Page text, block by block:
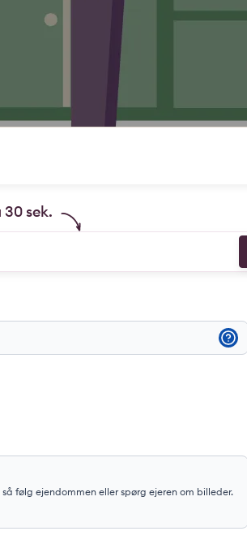
sek.
følg ejendommen eller spørg ejeren om billeder.